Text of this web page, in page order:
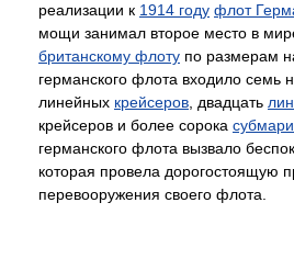
реализации к 1914 году флот
мощи занимал второе место в
британскому флоту по размерам
германского флота входило семь
линейных крейсеров , двадцать
крейсеров и более сорока
германского флота вызвало
которая провела дорогостоящую
перевооружения своего флота.